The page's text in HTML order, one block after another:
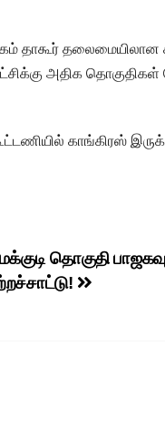
தாகூர் தலைமையிலான
அதிக
காங்கிரஸ்
தொகுதி